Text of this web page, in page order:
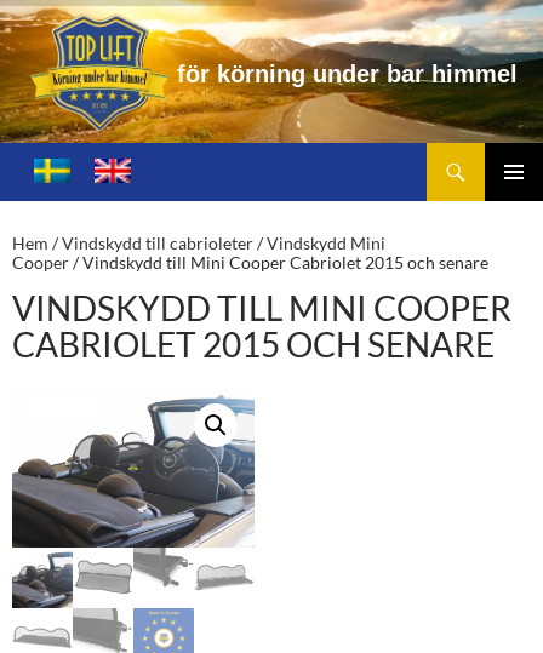
rning under bar himme
Toplift.se – för körning under bar himmel
HOPPA
TILL
Hem /Vindskydd till cabrioleter/Vindskydd Mini
Cooper/ Vindskydd till Mini Cooper Cabriolet 2015 och senare
VINDSKYDD TILL MINI COOPER
CABRIOLET 2015 OCH SENARE